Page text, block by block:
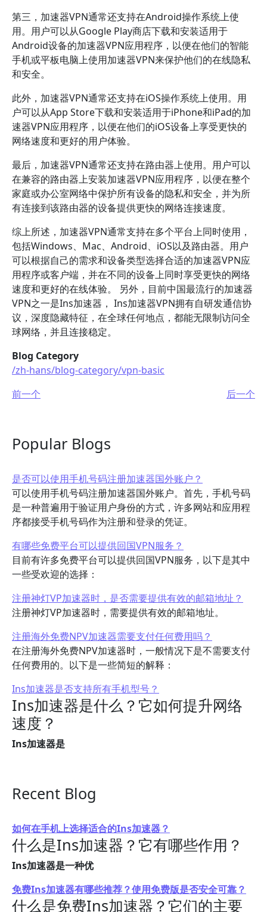
第三，加速器VPN通常还支持在Android操作系统上使
用。用户可以从Google Play商店下载和安装适用于
Android设备的加速器VPN应用程序，以便在他们的智能
手机或平板电脑上使用加速器VPN来保护他们的在线隐私
和安全。
此外，加速器VPN通常还支持在iOS操作系统上使用。用
户可以从App Store下载和安装适用于iPhone和iPad的加
速器VPN应用程序，以便在他们的iOS设备上享受更快的
网络速度和更好的用户体验。
最后，加速器VPN通常还支持在路由器上使用。用户可以
在兼容的路由器上安装加速器VPN应用程序，以便在整个
家庭或办公室网络中保护所有设备的隐私和安全，并为所
有连接到该路由器的设备提供更快的网络连接速度。
综上所述，加速器VPN通常支持在多个平台上同时使用，
包括Windows、Mac、Android、iOS以及路由器。用户
可以根据自己的需求和设备类型选择合适的加速器VPN应
用程序或客户端，并在不同的设备上同时享受更快的网络
速度和更好的在线体验。 另外，目前中国最流行的加速器
VPN之一是Ins加速器， Ins加速器VPN拥有自研发通信协
议，深度隐藏特征，在全球任何地点，都能无限制访问全
球网络，并且连接稳定。
Blog Category
/zh-hans/blog-category/vpn-basic
前一个
后一个
Popular Blogs
是否可以使用手机号码注册加速器国外账户？
可以使用手机号码注册加速器国外账户。首先，手机号码
是一种普遍用于验证用户身份的方式，许多网站和应用程
序都接受手机号码作为注册和登录的凭证。
有哪些免费平台可以提供回国VPN服务？
目前有许多免费平台可以提供回国VPN服务，以下是其中
一些受欢迎的选择：
注册神灯VP加速器时，是否需要提供有效的邮箱地址？
注册神灯VP加速器时，需要提供有效的邮箱地址。
注册海外免费NPV加速器需要支付任何费用吗？
在注册海外免费NPV加速器时，一般情况下是不需要支付
任何费用的。以下是一些简短的解释：
Ins加速器是否支持所有手机型号？
Ins加速器是什么？它如何提升网络
速度？
Ins加速器是
Recent Blog
如何在手机上选择适合的Ins加速器？
什么是Ins加速器？它有哪些作用？
Ins加速器是一种优
免费Ins加速器有哪些推荐？使用免费版是否安全可靠？
什么是免费Ins加速器？它们的主要